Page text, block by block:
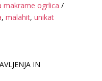
makrame ogrlica
,malahit,unikat
IN